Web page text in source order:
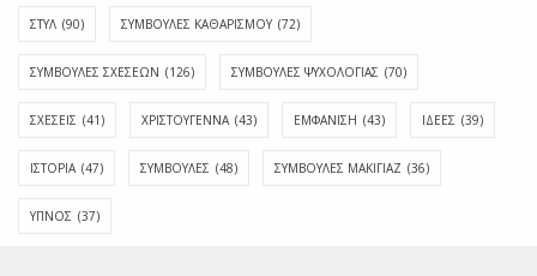
ΣΤΥΛ (90) ΣΥΜΒΟΥΛΕΣ ΚΑΘΑΡΙΣΜΟΥ (72)
ΣΥΜΒΟΥΛΕΣ ΣΧΕΣΕΩΝ (126) ΣΥΜΒΟΥΛΕΣ ΨΥΧΟΛΟΓΙΑΣ (70)
ΣΧΕΣΕΙΣ (41) ΧΡΙΣΤΟΥΓΕΝΝΑ (43) ΕΜΦΆΝΙΣΗ (43) ΙΔΈΕΣ (39)
ΙΣΤΟΡΊΑ (47) ΣΥΜΒΟΥΛΈΣ (48) ΣΥΜΒΟΥΛΈΣ ΜΑΚΙΓΙΆΖ (36)
ΎΠΝΟΣ (37)